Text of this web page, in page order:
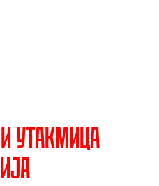
утакмица